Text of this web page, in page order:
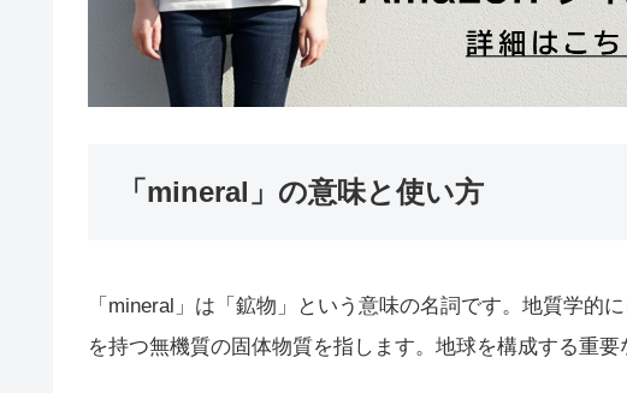
「mineral」の意味と使い方
「mineral」は「鉱物」という意味の名詞です。地質学的
を持つ無機質の固体物質を指します。地球を構成する重